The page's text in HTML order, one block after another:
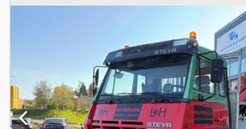
totale:2 100 mm, configuration d'essieux: 2
,
de stationnement, transmission intégrale ,
Direction assistée ABS Credpfoqd T N Esx
automatique Conversion réalisée par Bus-4-
comprenant, entre autres, une banquette-lit
chauffage stationnaire et un réchaud à gaz.
Abenteuertechnik avec toit relevable / toit